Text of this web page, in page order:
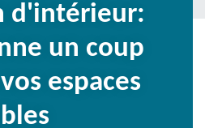
d'intérieur:
un coup
espaces